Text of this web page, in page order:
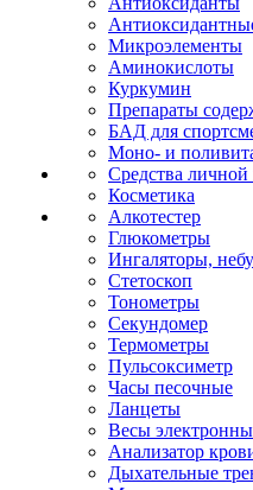
Микроэлементы
Аминокислоты
Куркумин
Препараты
БАД для
Моно- и
Средства
Косметика
Алкотестер
Глюкометры
Ингаляторы,
Стетоскоп
Тонометры
Секундомер
Термометры
Пульсоксиметр
Часы песочные
Ланцеты
Весы
Анализатор
Дыхательные